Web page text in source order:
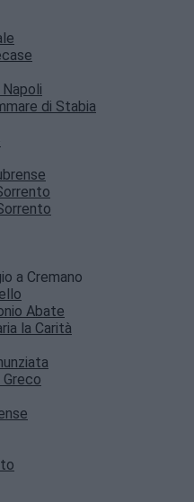
di Stabia
a Cremano
Abate
la Carità